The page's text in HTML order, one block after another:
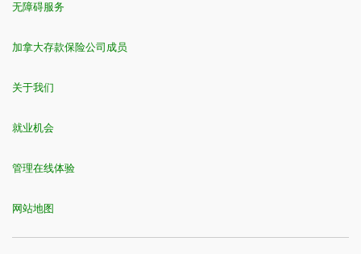
无障碍服务
加拿大存款保险公司成员
关于我们
就业机会
管理在线体验
网站地图